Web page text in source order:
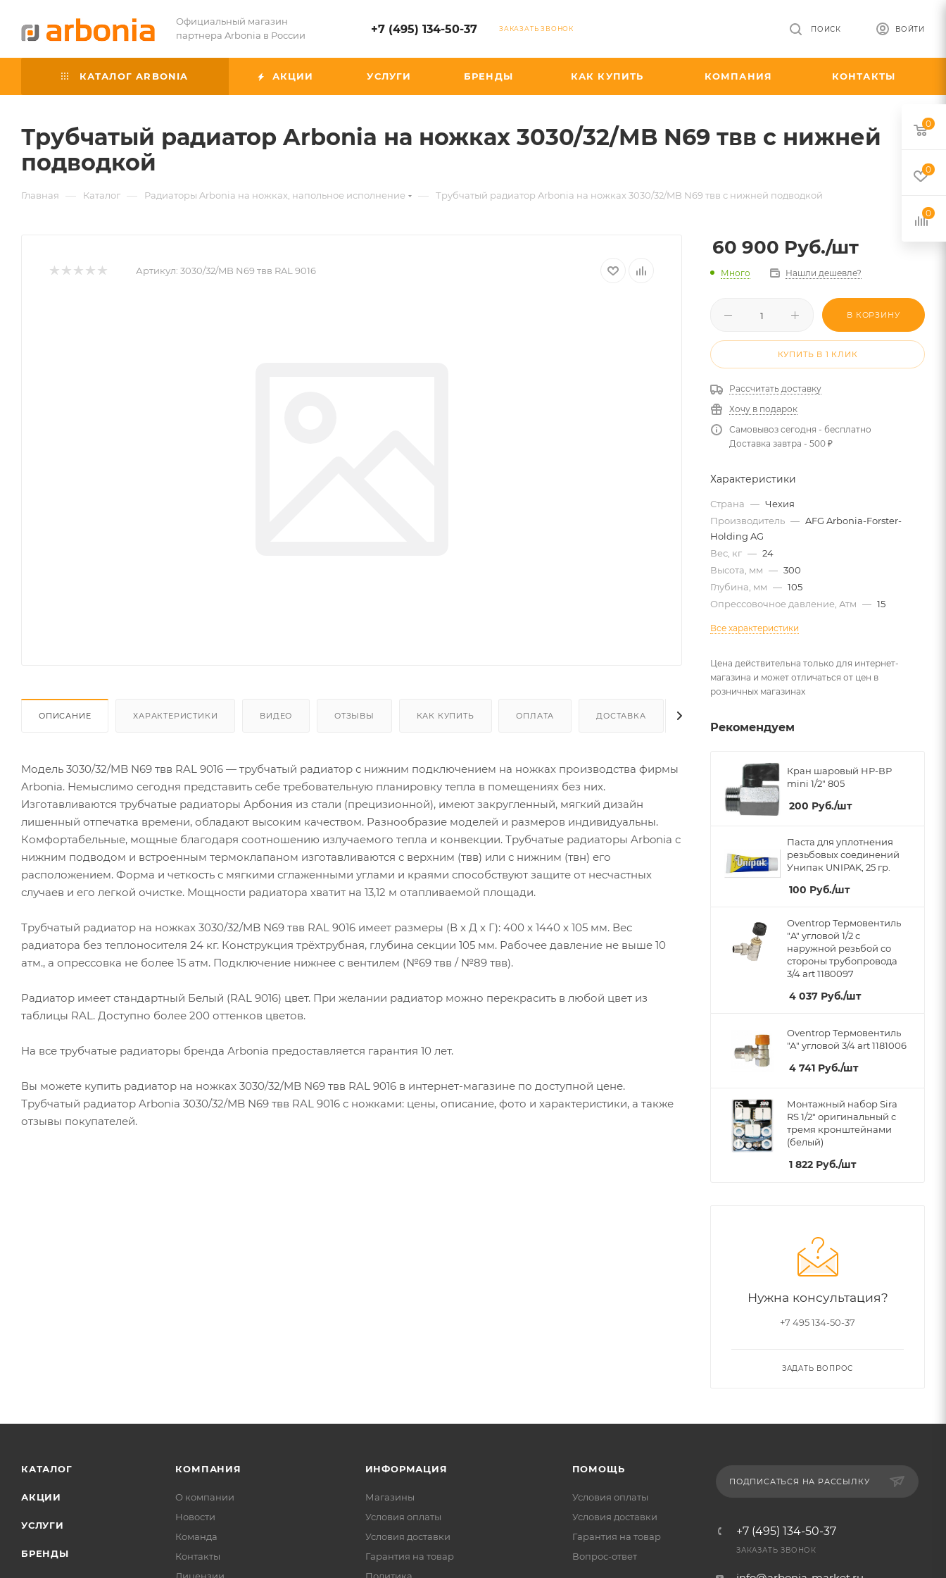
Официальный магазин
партнера Arbonia в России
+7 (495) 134-50-37 ЗАКАЗАТЬ ЗВОНОК ВОЙТИ
ПОИСК
КАТАЛОГ ARBONIA АКЦИИ УСЛУГИ БРЕНДЫ КАК КУПИТЬ КОМПАНИЯ КОНТАКТЫ
Трубчатый радиатор Arbonia на ножках 3030/32/MB N69 твв с нижней
подводкой
Главная — Каталог — Радиаторы Arbonia на ножках, напольное исполнение — Трубчатый радиатор Arbonia на ножках 3030/32/MB N69 твв с нижней подводкой
Артикул: 3030/32/MB N69 твв RAL 9016
ОПИСАНИЕ ХАРАКТЕРИСТИКИ ВИДЕО ОТЗЫВЫ КАК КУПИТЬ ОПЛАТА ДОСТАВКА
Модель 3030/32/MB N69 твв RAL 9016 — трубчатый радиатор с нижним подключением на ножках производства фирмы
Arbonia. Немыслимо сегодня представить себе требовательную планировку тепла в помещениях без них.
Изготавливаются трубчатые радиаторы Арбония из стали (прецизионной), имеют закругленный, мягкий дизайн
лишенный отпечатка времени, обладают высоким качеством. Разнообразие моделей и размеров индивидуальны.
Комфортабельные, мощные благодаря соотношению излучаемого тепла и конвекции. Трубчатые радиаторы Arbonia с
нижним подводом и встроенным термоклапаном изготавливаются с верхним (твв) или с нижним (твн) его
расположением. Форма и четкость с мягкими сглаженными углами и краями способствуют защите от несчастных
случаев и его легкой очистке. Мощности радиатора хватит на 13,12 м отапливаемой площади.
Трубчатый радиатор на ножках 3030/32/MB N69 твв RAL 9016 имеет размеры (В x Д x Г): 400 x 1440 x 105 мм. Вес
радиатора без теплоносителя 24 кг. Конструкция трёхтрубная, глубина секции 105 мм. Рабочее давление не выше 10
атм., а опрессовка не более 15 атм. Подключение нижнее с вентилем (№69 твв / №89 твв).
Радиатор имеет стандартный Белый (RAL 9016) цвет. При желании радиатор можно перекрасить в любой цвет из
таблицы RAL. Доступно более 200 оттенков цветов.
На все трубчатые радиаторы бренда Аrbonia предоставляется гарантия 10 лет.
Вы можете купить радиатор на ножках 3030/32/MB N69 твв RAL 9016 в интернет-магазине по доступной цене.
Трубчатый радиатор Arbonia 3030/32/MB N69 твв RAL 9016 с ножками: цены, описание, фото и характеристики, а также
отзывы покупателей.
60 900 Руб./шт
Много Нашли дешевле?
В КОРЗИНУ
КУПИТЬ В 1 КЛИК
Рассчитать доставку
Хочу в подарок
Самовывоз сегодня - бесплатно
Доставка завтра - 500 ₽
Характеристики
Страна — Чехия
Производитель — AFG Arbonia-Forster-
Holding AG
Вес, кг — 24
Высота, мм — 300
Глубина, мм — 105
Опрессовочное давление, Атм — 15
Все характеристики
Цена действительна только для интернет-
магазина и может отличаться от цен в
розничных магазинах
Рекомендуем
Кран шаровый НР-ВР
mini 1/2" 805
200 Руб./шт
Паста для уплотнения
резьбовых соединений
Унипак UNIPAK, 25 гр.
100 Руб./шт
Oventrop Термовентиль
"A" угловой 1/2 с
наружной резьбой со
стороны трубопровода
3/4 art 1180097
4 037 Руб./шт
Oventrop Термовентиль
"А" угловой 3/4 art 1181006
4 741 Руб./шт
Монтажный набор Sira
RS 1/2" оригинальный c
тремя кронштейнами
(белый)
1 822 Руб./шт
Нужна консультация?
+7 495 134-50-37
ЗАДАТЬ ВОПРОС
КАТАЛОГ
АКЦИИ
УСЛУГИ
БРЕНДЫ
КОМПАНИЯ
О компании
Новости
Команда
Контакты
ИНФОРМАЦИЯ
Магазины
Условия оплаты
Условия доставки
Гарантия на товар
ПОМОЩЬ
Условия оплаты
Условия доставки
Гарантия на товар
Вопрос-ответ
ПОДПИСАТЬСЯ НА РАССЫЛКУ
+7 (495) 134-50-37
ЗАКАЗАТЬ ЗВОНОК
0
0
0